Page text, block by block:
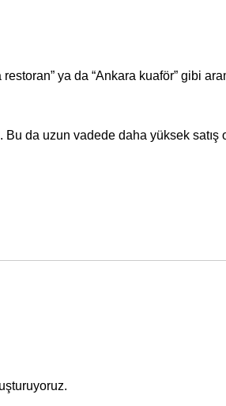
restoran” ya da “Ankara kuaför” gibi
da uzun vadede daha yüksek satış